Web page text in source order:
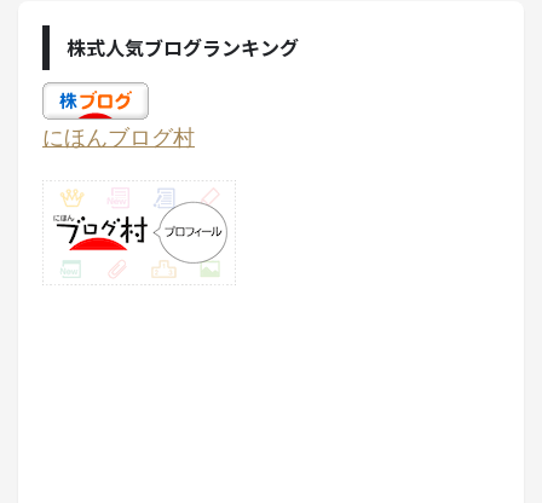
株式人気ブログランキング
にほんブログ村